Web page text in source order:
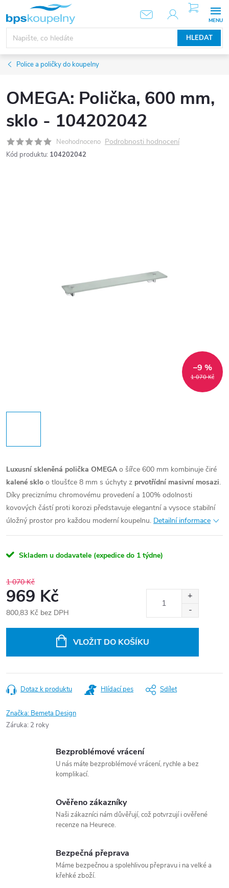
obsah
HLEDAT
NÁKUPNÍ
KOŠÍK
Police a poličky do koupelny
OMEGA: Polička, 600 mm,
sklo - 104202042
Neohodnoceno Podrobnosti hodnocení
Kód produktu: 104202042
1 070 Kč
–9 %
Luxusní skleněná polička OMEGAo šířce 600 mm kombinuje čiré
kalené sklo o tloušťce 8 mm s úchyty z prvotřídní masivní mosazi.
Díky preciznímu chromovému provedení a 100% odolnosti
kovových částí proti korozi představuje elegantní a vysoce stabilní
úložný prostor pro každou moderní koupelnu. Detailní informace
Skladem u dodavatele (expedice do 1 týdne)
1 070 Kč
969 Kč
800,83 Kč bez DPH
VLOŽIT DO KOŠÍKU
Dotaz k produktu Hlídací pes Sdílet
Značka: Bemeta Design
Záruka: 2 roky
Bezproblémové vrácení
U nás máte bezproblémové vrácení, rychle a bez
komplikací.
Ověřeno zákazníky
Naši zákazníci nám důvěřují, což potvrzují i ověřené
recenze na Heurece.
Bezpečná přeprava
Máme bezpečnou a spolehlivou přepravu i na velké a
křehké zboží.